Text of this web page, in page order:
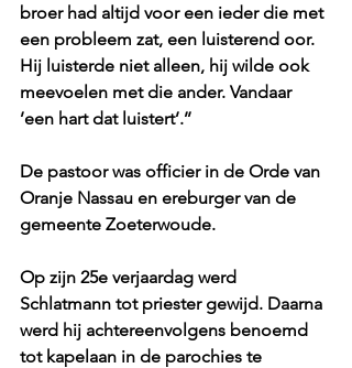
broer had altijd voor een ieder die met
een probleem zat, een luisterend oor.
Hij luisterde niet alleen, hij wilde ook
meevoelen met die ander. Vandaar
’een hart dat luistert’.’’
De pastoor was officier in de Orde van
Oranje Nassau en ereburger van de
gemeente Zoeterwoude.
Op zijn 25e verjaardag werd
Schlatmann tot priester gewijd. Daarna
werd hij achtereenvolgens benoemd
tot kapelaan in de parochies te